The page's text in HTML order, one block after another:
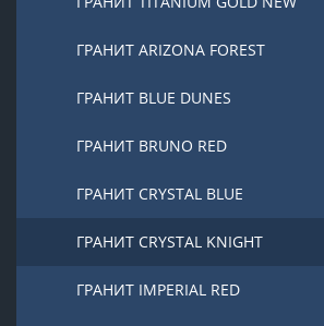
ГРАНИТ ARIZONA FOREST
ГРАНИТ BLUE DUNES
ГРАНИТ BRUNO RED
ГРАНИТ CRYSTAL BLUE
ГРАНИТ CRYSTAL KNIGHT
ГРАНИТ IMPERIAL RED